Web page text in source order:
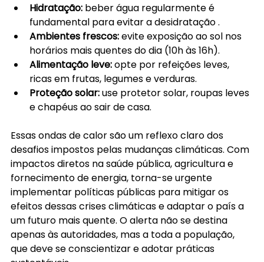
Hidratação: beber água regularmente é
fundamental para evitar a desidratação .
Ambientes frescos: evite exposição ao sol nos
horários mais quentes do dia (10h às 16h).
Alimentação leve: opte por refeições leves,
ricas em frutas, legumes e verduras.
Proteção solar: use protetor solar, roupas leves
e chapéus ao sair de casa.
Essas ondas de calor são um reflexo claro dos
desafios impostos pelas mudanças climáticas. Com
impactos diretos na saúde pública, agricultura e
fornecimento de energia, torna-se urgente
implementar políticas públicas para mitigar os
efeitos dessas crises climáticas e adaptar o país a
um futuro mais quente. O alerta não se destina
apenas às autoridades, mas a toda a população,
que deve se conscientizar e adotar práticas